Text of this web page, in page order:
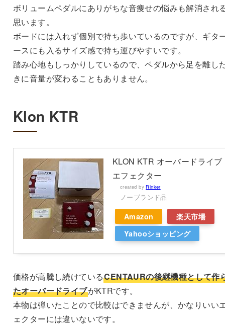
ボリュームペダルにありがちな音痩せの悩みも解消され
思います。
ボードには入れず個別で持ち歩いているのですが、ギタ
ースにも入るサイズ感で持ち運びやすいです。
踏み心地もしっかりしているので、ペダルから足を離し
きに音量が変わることもありません。
Klon KTR
KLON KTR オーバードライブ
エフェクター
created byRinker
ノーブランド品
Amazon
楽天市場
Yahooショッピング
価格が高騰し続けているCENTAURの後継機種として作
たオーバードライブがKTRです。
本物は弾いたことので比較はできませんが、かなりいい
ェクターには違いないです。